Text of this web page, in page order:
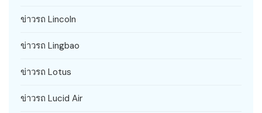
ข่าวรถ Lincoln
ข่าวรถ Lingbao
ข่าวรถ Lotus
ข่าวรถ Lucid Air